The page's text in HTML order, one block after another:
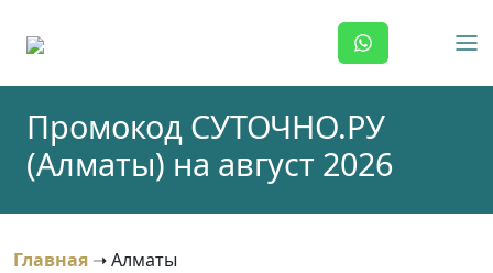
Промокод СУТОЧНО.РУ
(Алматы) на август 2026
Главная ➝Алматы